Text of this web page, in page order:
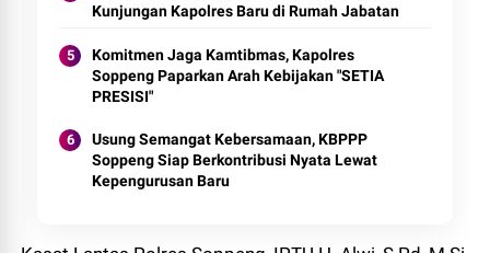
Kunjungan Kapolres Baru di Rumah Jabatan
Komitmen Jaga Kamtibmas, Kapolres
Soppeng Paparkan Arah Kebijakan "SETIA
PRESISI"
Usung Semangat Kebersamaan, KBPPP
Soppeng Siap Berkontribusi Nyata Lewat
Kepengurusan Baru